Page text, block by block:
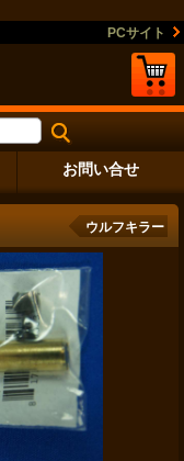
PCサイト
お問い合せ
ウルフキラー